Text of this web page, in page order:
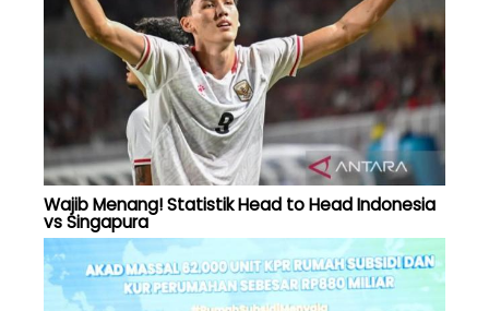
Wajib Menang! Statistik Head to Head Indonesia
vs Singapura